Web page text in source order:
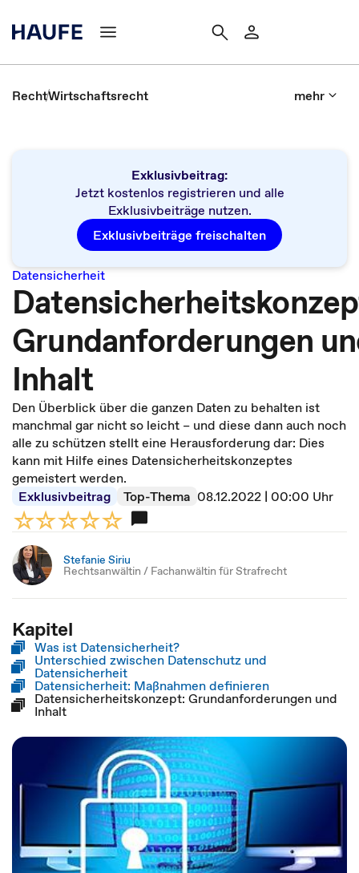
RechtWirtschaftsrecht mehr
Exklusivbeitrag:
Jetzt kostenlos registrieren und alle
Exklusivbeiträge nutzen.
Exklusivbeiträge freischalten
Datensicherheit
Grundanforderungen
Inhalt
Den Überblick über die ganzen Daten zu behalten ist
manchmal gar nicht so leicht – und diese dann auch noch
alle zu schützen stellt eine Herausforderung dar: Dies
kann mit Hilfe eines Datensicherheitskonzeptes
gemeistert werden.
Exklusivbeitrag
Top-Thema 08.12.2022 | 00:00 Uhr
Stefanie Siriu
Rechtsanwältin / Fachanwältin für Strafrecht
Kapitel
Was ist Datensicherheit?
Unterschied zwischen Datenschutz und
Datensicherheit
Datensicherheit: Maßnahmen definieren
Datensicherheitskonzept: Grundanforderungen und
Inhalt